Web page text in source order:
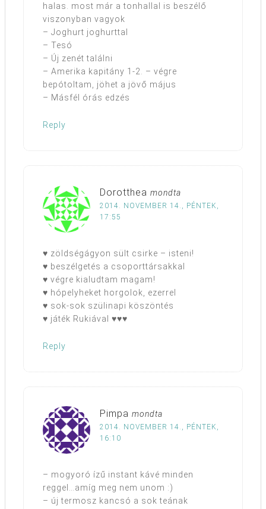
halas. most már a tonhallal is beszélő
viszonyban vagyok
– Joghurt joghurttal
– Tesó
– Új zenét találni
– Amerika kapitány 1-2. – végre
bepótoltam, jöhet a jövő május
– Másfél órás edzés
Reply
Dorotthea mondta
2014. NOVEMBER 14., PÉNTEK,
17:55
♥ zöldségágyon sült csirke – isteni!
♥ beszélgetés a csoporttársakkal
♥ végre kialudtam magam!
♥ hópelyheket horgolok, ezerrel
♥ sok-sok szülinapi köszöntés
♥ játék Rukiával ♥♥♥
Reply
Pimpa mondta
2014. NOVEMBER 14., PÉNTEK,
16:10
– mogyoró ízű instant kávé minden
reggel…amíg meg nem unom :)
– új termosz kancsó a sok teának